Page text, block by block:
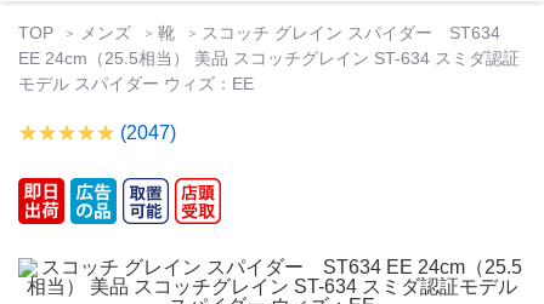
TOP メンズ 靴
スコッチ グレイン スパイダー ST634
EE 24cm（25.5相当） 美品 スコッチグレイン ST-634 スミダ認証
モデル スパイダー ウィズ：EE
(2047)